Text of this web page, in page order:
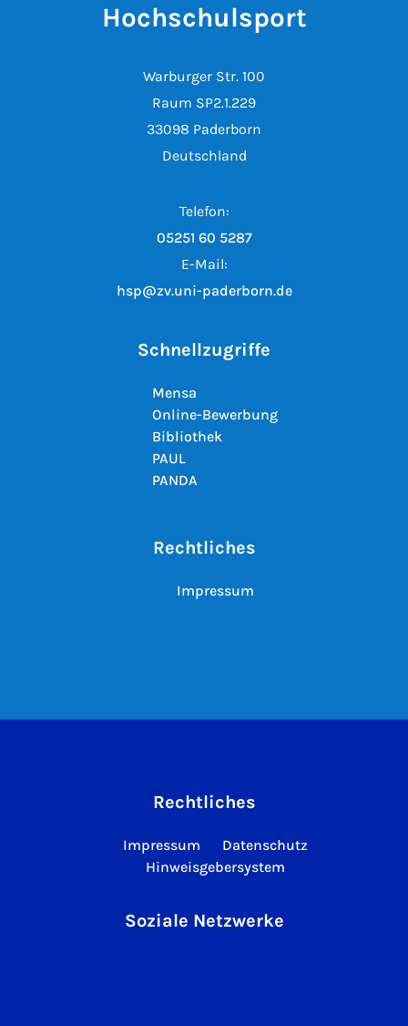
Hochschulsport
Warburger Str. 100
Raum SP2.1.229
33098 Paderborn
Deutschland
Telefon:
05251 60 5287
E-Mail:
hsp@zv.uni-paderborn.de
Schnellzugriffe
Mensa
Online-Bewerbung
Bibliothek
PAUL
PANDA
Rechtliches
Impressum
Rechtliches
Impressum
Datenschutz
Hinweisgebersystem
Soziale Netzwerke